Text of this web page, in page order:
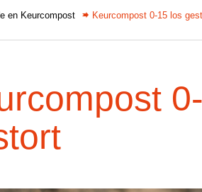
en Keurcompost Keurcompost 0-15 los